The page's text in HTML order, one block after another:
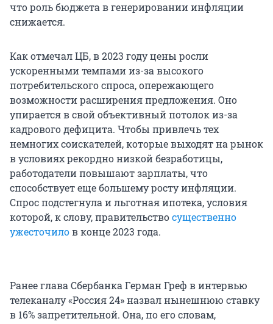
что роль бюджета в генерировании инфляции
снижается.
Как отмечал ЦБ, в 2023 году цены росли
ускоренными темпами из-за высокого
потребительского спроса, опережающего
возможности расширения предложения. Оно
упирается в свой объективный потолок из-за
кадрового дефицита. Чтобы привлечь тех
немногих соискателей, которые выходят на рынок
в условиях рекордно низкой безработицы,
работодатели повышают зарплаты, что
способствует еще большему росту инфляции.
Спрос подстегнула и льготная ипотека, условия
которой, к слову, правительствосущественно
ужесточилов конце 2023 года.
Ранее глава Сбербанка Герман Греф в интервью
телеканалу «Россия 24» назвал нынешнюю ставку
в 16% запретительной. Она, по его словам,